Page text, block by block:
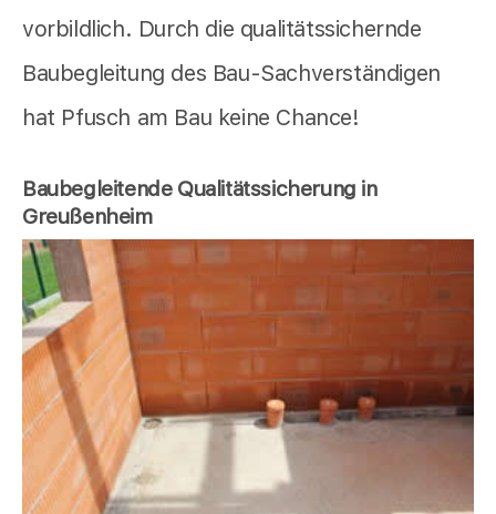
vorbildlich. Durch die qualitätssichernde
Baubegleitung des Bau-Sachverständigen
hat Pfusch am Bau keine Chance!
Baubegleitende Qualitätssicherung in
Greußenheim